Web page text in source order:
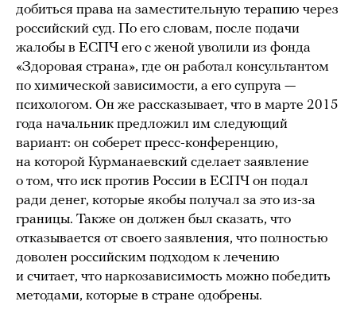
добиться права на заместительную терапию через
российский суд. По его словам, после подачи
жалобы в ЕСПЧ его с женой уволили из фонда
«Здоровая страна», где он работал консультантом
по химической зависимости, а его супруга —
психологом. Он же рассказывает, что в марте 2015
года начальник предложил им следующий
вариант: он соберет пресс-конференцию,
на которой Курманаевский сделает заявление
о том, что иск против России в ЕСПЧ он подал
ради денег, которые якобы получал за это из-за
границы. Также он должен был сказать, что
отказывается от своего заявления, что полностью
доволен российским подходом к лечению
и считает, что наркозависимость можно победить
методами, которые в стране одобрены.